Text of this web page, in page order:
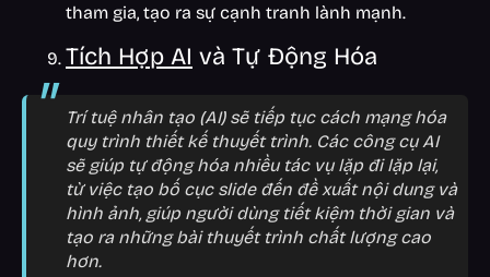
tham gia, tạo ra sự cạnh tranh lành mạnh.
Tích Hợp AI và Tự Động Hóa
Trí tuệ nhân tạo (AI) sẽ tiếp tục cách mạng hóa
quy trình thiết kế thuyết trình. Các công cụ AI
sẽ giúp tự động hóa nhiều tác vụ lặp đi lặp lại,
từ việc tạo bố cục slide đến đề xuất nội dung và
hình ảnh, giúp người dùng tiết kiệm thời gian và
tạo ra những bài thuyết trình chất lượng cao
hơn.